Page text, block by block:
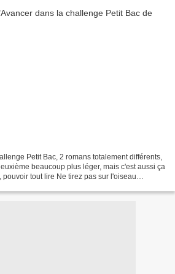
Petit Bac, 2 romans totalement différents,
beaucoup plus léger, mais c'est aussi ça
tout lire Ne tirez pas sur l'oiseau